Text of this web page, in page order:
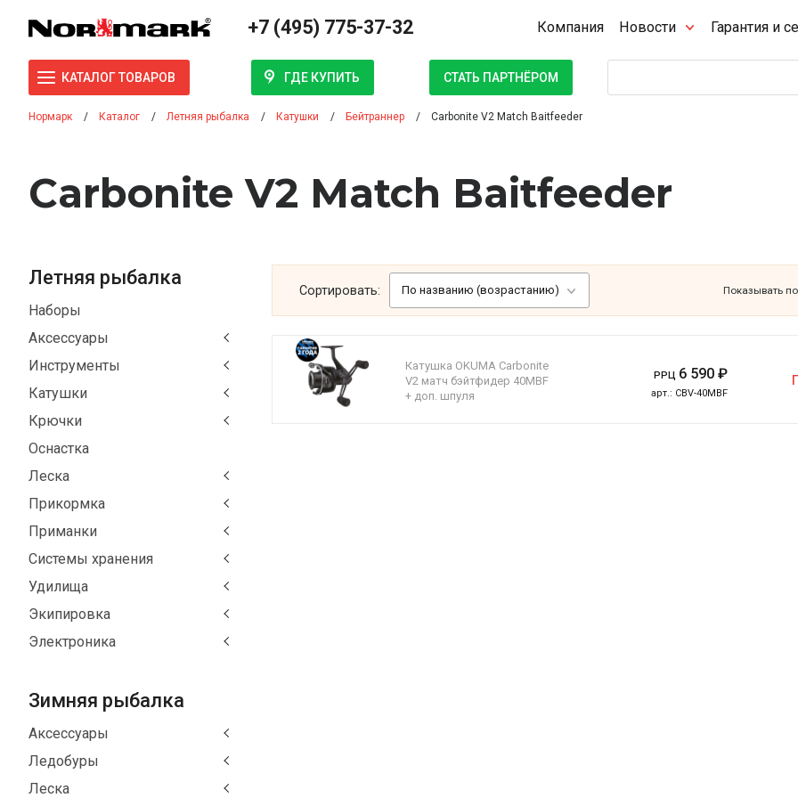
+7 (495) 775-37-32 Компания Новости Гарантия и
КАТАЛОГ ТОВАРОВ ГДЕ КУПИТЬ СТАТЬ ПАРТНЁРОМ
Нормарк Каталог Летняя рыбалка Катушки Бейтраннер Carbonite V2 Match Baitfeeder
Carbonite V2 Match Baitfeeder
Летняя рыбалка
Наборы
Аксессуары
Инструменты
Катушки
Крючки
Оснастка
Леска
Прикормка
Приманки
Системы хранения
Удилища
Экипировка
Электроника
Зимняя рыбалка
Аксессуары
Ледобуры
Леска
Сортировать: По названию (возрастанию) Показывать
РРЦ 6 590₽
арт.: CBV-40MBF
Катушка OKUMA Carbonite
V2 матч бэйтфидер 40MBF
+ доп. шпуля